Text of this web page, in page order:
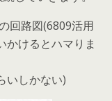
回路図(6809活用
かけるとハマりま
いしかない)